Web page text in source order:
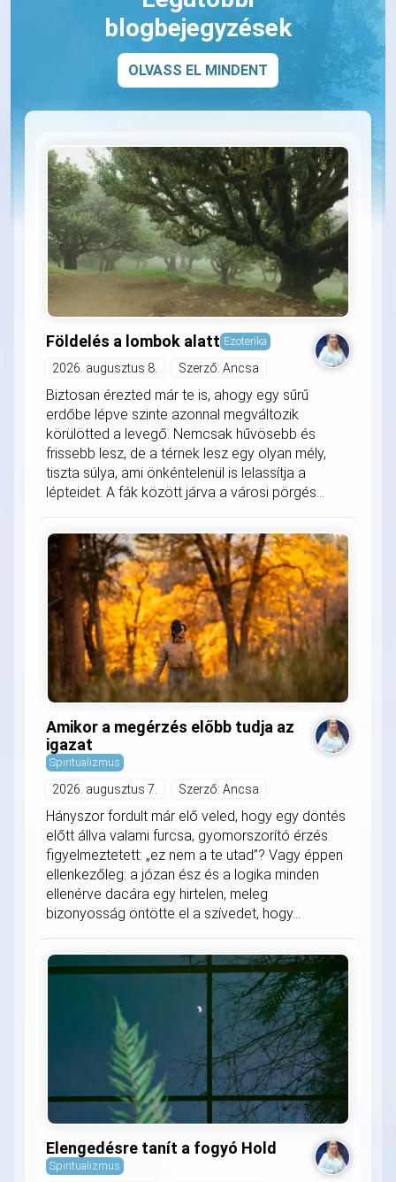
blogbejegyzések
OLVASS EL MINDENT
Földelés a lombok alatt Ezoterika
2026. augusztus 8. Szerző: Ancsa
Biztosan érezted már te is, ahogy egy sűrű
erdőbe lépve szinte azonnal megváltozik
körülötted a levegő. Nemcsak hűvösebb és
frissebb lesz, de a térnek lesz egy olyan mély,
tiszta súlya, ami önkéntelenül is lelassítja a
lépteidet. A fák között járva a városi pörgés...
Amikor a megérzés előbb tudja az
igazat
Spiritualizmus
2026. augusztus 7. Szerző: Ancsa
Hányszor fordult már elő veled, hogy egy döntés
előtt állva valami furcsa, gyomorszorító érzés
figyelmeztetett: „ez nem a te utad”? Vagy éppen
ellenkezőleg: a józan ész és a logika minden
ellenérve dacára egy hirtelen, meleg
bizonyosság öntötte el a szívedet, hogy...
Elengedésre tanít a fogyó Hold
Spiritualizmus